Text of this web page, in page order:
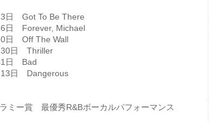
日 Got To Be There
日 Forever, Michael
日 Off The Wall
30日 Thriller
日 Bad
13日 Dangerous
ミー賞 最優秀R&Bボーカルパフォーマンス